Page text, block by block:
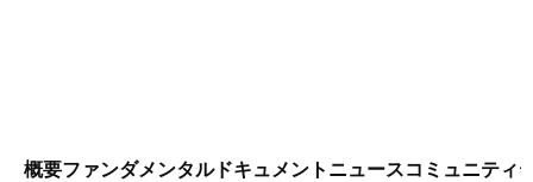
概要ファンダメンタルドキュメント ニュースコミュニティ